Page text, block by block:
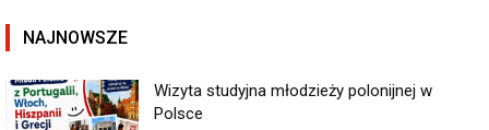
NAJNOWSZE
Wizyta studyjna młodzieży polonijnej w
Polsce